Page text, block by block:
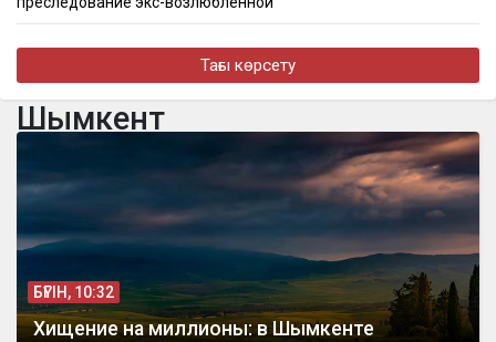
бүгін, 11:17
«Өмірге деген құлшынысымды қайта оятты»: Әділет Зейнел
бүгін, 11:05
22-летнего парня осудили за помощь телефонным
мошенникам в Костанайской области
Тағы көрсету
Шымкент
БҮГІН, 10:32
Хищение на миллионы: в Шымкенте